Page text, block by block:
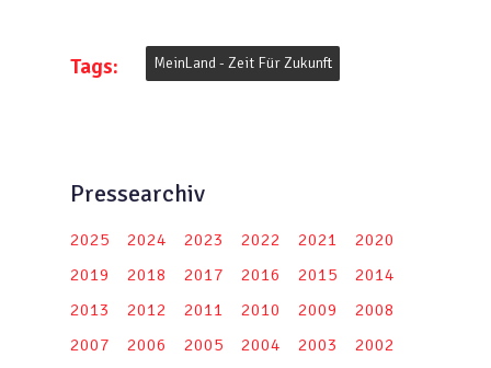
Tags: MeinLand - Zeit Für Zukunft
Pressearchiv
2025 2024 2023 2022 2021
2020
2019
2018 2017 2016 2015
2014
2013
2012 2011 2010 2009
2008
2007
2006 2005 2004 2003
2002